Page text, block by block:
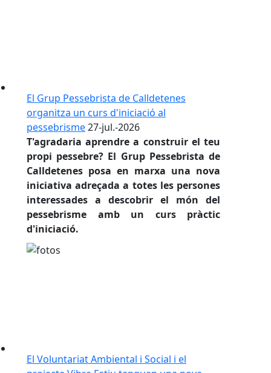
El Grup Pessebrista de Calldetenes
organitza un curs d'iniciació al
pessebrisme27-jul.-2026
T'agradaria aprendre a construir el teu
propi pessebre? El Grup Pessebrista de
Calldetenes posa en marxa una nova
iniciativa adreçada a totes les persones
interessades a descobrir el món del
pessebrisme amb un curs pràctic
d'iniciació.
El Voluntariat Ambiental i Social i el